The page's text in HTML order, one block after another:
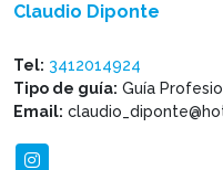
Claudio Diponte
Tel: 3412014924
Tipo de guía: Guía
Email: